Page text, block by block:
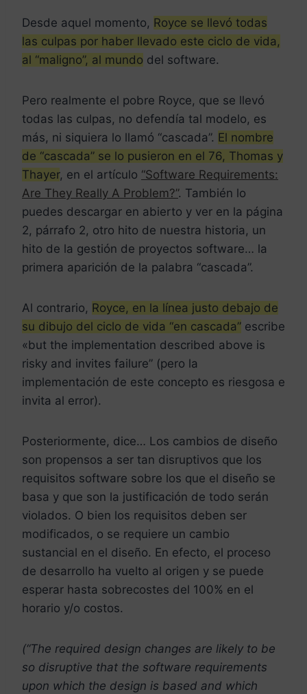
Desde aquel momento, Royce se llevó todas
las culpas por haber llevado este ciclo de vida,
al “maligno”, al mundo del software.
Pero realmente el pobre Royce, que se llevó
todas las culpas, no defendía tal modelo, es
más, ni siquiera lo llamó “cascada”. El nombre
de “cascada” se lo pusieron en el 76, Thomas y
Thayer, en el artículo “Software Requirements:
Are They Really A Problem?”. También lo
puedes descargar en abierto y ver en la página
2, párrafo 2, otro hito de nuestra historia, un
hito de la gestión de proyectos software… la
primera aparición de la palabra “cascada”.
Al contrario, Royce, en la línea justo debajo de
su dibujo del ciclo de vida “en cascada” escribe
«but the implementation described above is
risky and invites failure” (pero la
implementación de este concepto es riesgosa e
invita al error).
Posteriormente, dice… Los cambios de diseño
son propensos a ser tan disruptivos que los
requisitos software sobre los que el diseño se
basa y que son la justificación de todo serán
violados. O bien los requisitos deben ser
modificados, o se requiere un cambio
sustancial en el diseño. En efecto, el proceso
de desarrollo ha vuelto al origen y se puede
esperar hasta sobrecostes del 100% en el
horario y/o costos.
(“The required design changes are likely to be
so disruptive that the software requirements
upon which the design is based and which